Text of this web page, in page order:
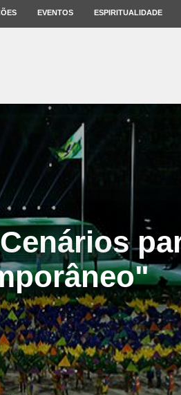
EVENTOS ESPIRITUALIDADE